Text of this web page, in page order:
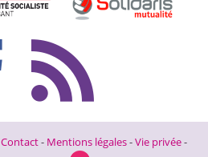
Contact- Mentions légales-Vie privée-